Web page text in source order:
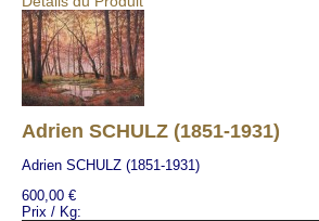
Adrien SCHULZ (1851-1931)
Adrien SCHULZ (1851-1931)
600,00 €
Prix / Kg: